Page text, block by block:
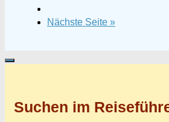
Nächste Seite »
Suchen im